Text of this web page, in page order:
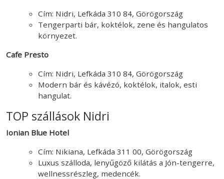
Cím: Nidri, Lefkáda 310 84, Görögország
Tengerparti bár, koktélok, zene és hangulatos
környezet.
Cafe Presto
Cím: Nidri, Lefkáda 310 84, Görögország
Modern bár és kávézó, koktélok, italok, esti
hangulat.
TOP szállások Nidri
Ionian Blue Hotel
Cím: Nikiana, Lefkáda 311 00, Görögország
Luxus szálloda, lenyűgöző kilátás a Jón-tengerre,
wellnessrészleg, medencék.